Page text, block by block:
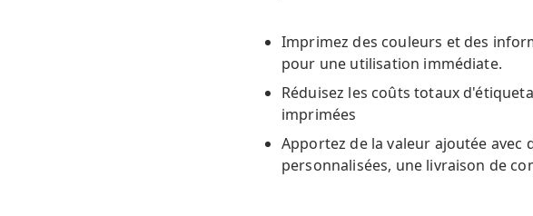
Imprimez des couleurs et des
pour une utilisation immédiate.
Réduisez les coûts totaux
imprimées
Apportez de la valeur ajoutée
personnalisées, une livraison de